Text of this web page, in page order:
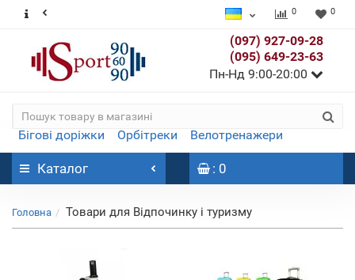
0 0
(097) 927-09-28
(095) 649-23-63
Пн-Нд 9:00-20:00
Бігові доріжки Орбітреки Велотренажери
Каталог : 0
Головна Товари для Відпочинку і туризму